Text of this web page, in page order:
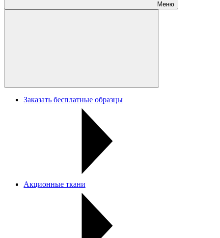
Меню
Заказать бесплатные образцы
Акционные ткани